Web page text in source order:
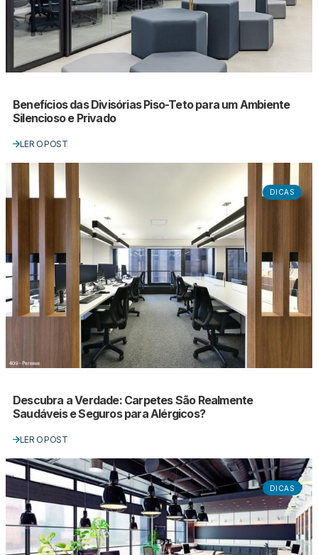
Benefícios das Divisórias Piso-Teto para um Ambiente
Silencioso e Privado
LER O POST
DICAS
Descubra a Verdade: Carpetes São Realmente
Saudáveis e Seguros para Alérgicos?
LER O POST
DICAS